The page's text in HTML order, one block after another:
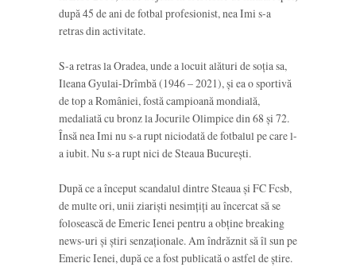
după 45 de ani de fotbal profesionist, nea Imi s-a
retras din activitate.
S-a retras la Oradea, unde a locuit alături de soția sa,
Ileana Gyulai-Drîmbă (1946 – 2021), și ea o sportivă
de top a României, fostă campioană mondială,
medaliată cu bronz la Jocurile Olimpice din 68 și 72.
Însă nea Imi nu s-a rupt niciodată de fotbalul pe care l-
a iubit. Nu s-a rupt nici de Steaua București.
După ce a început scandalul dintre Steaua și FC Fcsb,
de multe ori, unii ziariști nesimțiți au încercat să se
folosească de Emeric Ienei pentru a obține breaking
news-uri și știri senzaționale. Am îndrăznit să îl sun pe
Emeric Ienei, după ce a fost publicată o astfel de știre.